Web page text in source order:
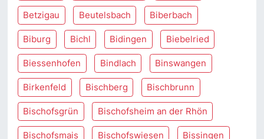
Betzigau Beutelsbach Biberbach
Biburg Bichl Bidingen Biebelried
Biessenhofen Bindlach Binswangen
Birkenfeld Bischberg Bischbrunn
Bischofsgrün Bischofsheim an der Rhön
Bischofsmais Bischofswiesen Bissingen